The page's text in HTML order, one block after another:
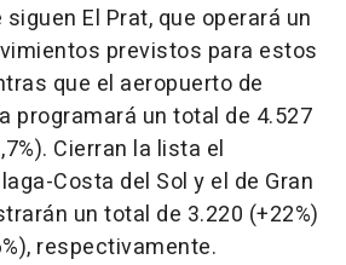
El Prat, que operará un
previstos para estos
que el aeropuerto de
programará un total de 4.527
Cierran la lista el
Costa del Sol y el de Gran
un total de 3.220 (+22%)
respectivamente.